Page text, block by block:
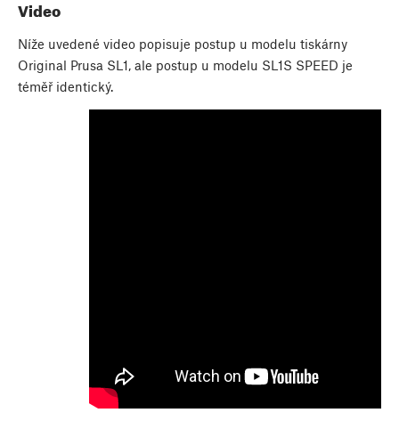
Video
Níže uvedené video popisuje postup u modelu tiskárny
Original Prusa SL1, ale postup u modelu SL1S SPEED je
téměř identický.